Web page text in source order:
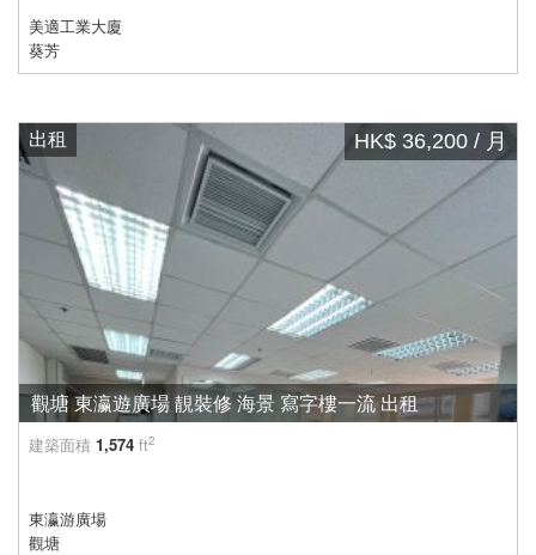
美適工業大廈
葵芳
出租 HK$ 36,200 / 月
觀塘 東瀛遊廣場 靚裝修 海景 寫字樓一流 出租
建築面積 1,574 ft2
東瀛游廣場
觀塘